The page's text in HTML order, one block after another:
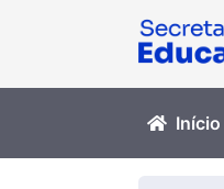
Início